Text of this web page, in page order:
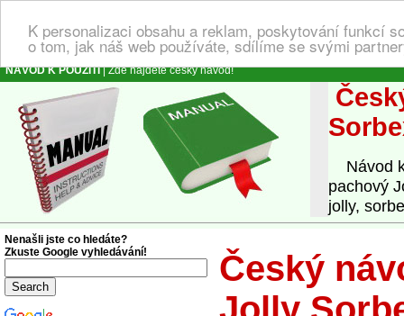
K personalizaci obsahu a reklam, poskytování funkcí
o tom, jak náš web používáte, sdílíme se svými
NÁVOD K POUŽITÍ| Zde najdete český návod!
Návod k
pachový
jolly,
Český
Nenašli jste co hledáte?
Zkuste Google vyhledávání!